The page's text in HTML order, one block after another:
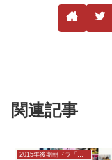
関連記事
2015年後期朝ドラ「あさが来た」